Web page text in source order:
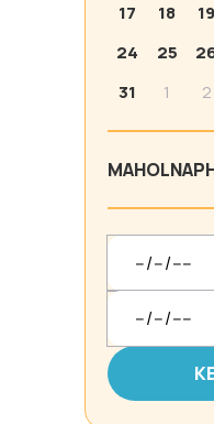
17
18 19
24
25
31
1 2
MAHOLNAP